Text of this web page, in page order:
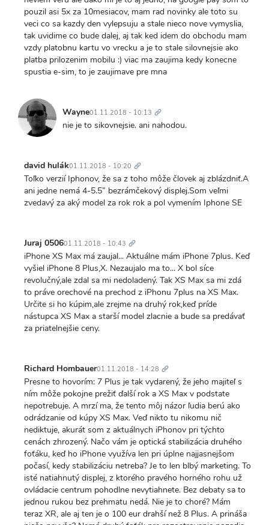
pouzil asi 5x za 10mesiacov, mam rad novinky ale toto su
veci co sa kazdy den vylepsuju a stale nieco nove vymyslia,
tak uvidime co bude dalej, aj tak ked idem do obchodu mam
vzdy platobnu kartu vo vrecku a je to stale silovnejsie ako
platba prilozenim mobilu :) viac ma zaujima kedy konecne
spustia e-sim, to je zaujimave pre mna
Wayne01.11.2018 - 10:13 odkaz
nie je to sikovnejsie. ani nahodou.
david hulák01.11.2018 - 10:20 odkaz
Toľko verzií Iphonov, že sa z toho môže človek aj zblázdniť.A
ani jedne nemá 4-5.5” bezrámčekový displej.Som veľmi
zvedavý za aký model za rok rok a pol vymením Iphone SE
Juraj 050601.11.2018 - 10:43 odkaz
iPhone XS Max má zaujal... Aktuálne mám iPhone 7plus. Keď
vyšiel iPhone 8 Plus,X. Nezaujalo ma to... X bol síce
revolučný,ale zdal sa mi nedoladený. Tak XS Max sa mi zdá
to práve orechové na prechod z iPhonu 7plus na XS Max.
Určite si ho kúpim,ale zrejme na druhý rok,keď príde
nástupca XS Max a starší model zlacnie a bude sa predávať
za priatelnejšie ceny.
Richard Hombauer01.11.2018 - 14:28 odkaz
Presne to hovorím: 7 Plus je tak vydarený, že jeho majiteľ s
ním môže pokojne prežiť ďalší rok a XS Max v podstate
nepotrebuje. A mrzí ma, že tento môj názor ľudia berú ako
odrádzanie od kúpy XS Max. Veď nikto tu nikomu nič
nediktuje, akurát som z aktuálnych iPhonov pri týchto
cenách zhrozený. Načo vám je optická stabilizácia druhého
foťáku, keď ho iPhone využíva len pri úplne najjasnejšom
počasí, kedy stabilizáciu netreba? Je to len blbý marketing. To
isté natiahnutý displej, z ktorého pravého horného rohu už
ovládacie centrum pohodlne nevytiahnete. Bez debaty sa to
jednou rukou bez prehmatu nedá. Nie je to choré? Mám
teraz XR, ale aj ten je o 100 eur drahší než 8 Plus. A prináša